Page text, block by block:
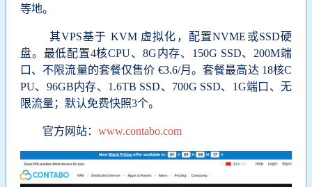
等地。
其VPS基于 KVM 虚拟化，配置NVME或SSD硬
盘。最低配置4核CPU、8G内存、150G SSD、200M端
口、不限流量的套餐仅售价 €3.6/月‌。套餐最高达 18核C
PU、96GB内存、1.6TB SSD、700G SSD、1G端口、无
限流量‌；默认免费快照3个。
官方网站： www.contabo.com